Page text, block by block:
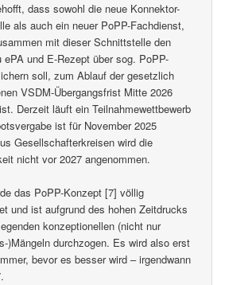
dass sowohl die neue Konnektor-
als auch ein neuer PoPP-Fachdienst,
mit dieser Schnittstelle den
ePA und E-Rezept über sog. PoPP-
soll, zum Ablauf der gesetzlich
VSDM-Übergangsfrist Mitte 2026
Derzeit läuft ein Teilnahmewettbewerb
ist für November 2025
Gesellschafterkreisen wird die
nicht vor 2027 angenommen.
das PoPP-Konzept [7] völlig
und ist aufgrund des hohen Zeitdrucks
konzeptionellen (nicht nur
)Mängeln durchzogen. Es wird also erst
bevor es besser wird – irgendwann